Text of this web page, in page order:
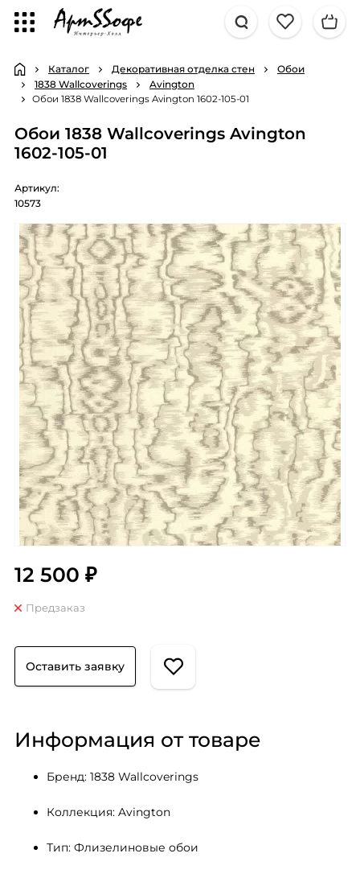
Каталог Декоративная отделка стен
Обои
1838 Wallcoverings
Avington
Обои 1838 Wallcoverings Avington 1602-105-01
Обои 1838 Wallcoverings Avington
1602-105-01
Артикул:
10573
12 500 ₽
Предзаказ
Оставить заявку
Информация от товаре
Бренд: 1838 Wallcoverings
Коллекция: Avington
Тип: Флизелиновые обои